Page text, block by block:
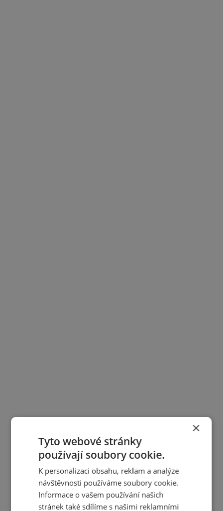
×
Tyto webové stránky
používají soubory cookie.
K personalizaci obsahu, reklam a analýze
návštěvnosti používáme soubory cookie.
Informace o vašem používání našich
stránek také sdílíme s našimi reklamními